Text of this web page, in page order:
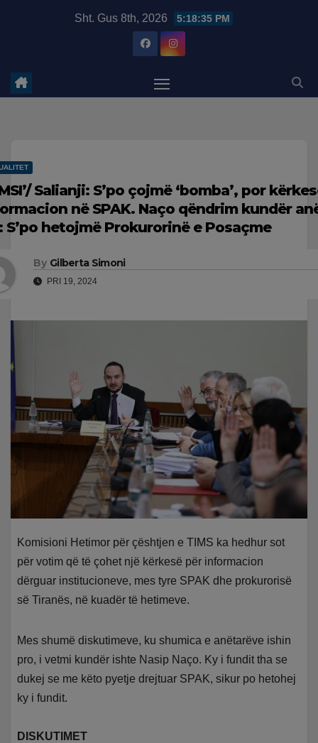
Sht. Gus 8th, 2026 5:18:36 PM
Salianji: S’po çojmë ‘bomba’, por
në SPAK. Naço qëndrim kundër
S’po hetojmë Prokurorinë e Posaçme
By Gilberta Simoni
PRI 19, 2024
Komisioni Hetimor për çështjen e TIMS ka hedhur sot
për votim që të çohet një kërkesë për informacion
dërguar institucioneve, mes tyre SPAK dhe prokurorisë
së Tiranës, në kuadër të hetimeve.
Mes shumë diskutimeve, ku shumica e anëtarëve ishin
pro, i vetmi kundër ishte Nasip Naço. Ky i fundit tha se
dukej se me këto pyetje drejtuar SPAK, sikur po hetohej
ky i fundit.
DISKUTIMET